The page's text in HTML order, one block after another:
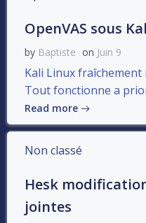
OpenVAS sous
by Baptiste on Juin 9
Kali Linux fraîchement
Tout fonctionne a
Read more
Non classé
Hesk
jointes